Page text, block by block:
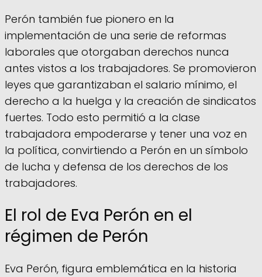
Perón también fue pionero en la
implementación de una serie de reformas
laborales que otorgaban derechos nunca
antes vistos a los trabajadores. Se promovieron
leyes que garantizaban el salario mínimo, el
derecho a la huelga y la creación de sindicatos
fuertes. Todo esto permitió a la clase
trabajadora empoderarse y tener una voz en
la política, convirtiendo a Perón en un símbolo
de lucha y defensa de los derechos de los
trabajadores.
El rol de Eva Perón en el
régimen de Perón
Eva Perón, figura emblemática en la historia